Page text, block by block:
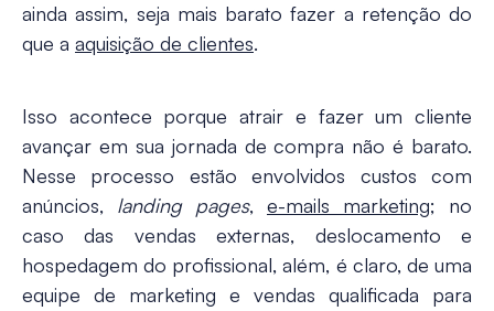
ainda assim, seja mais barato fazer a retenção do
que a aquisição de clientes.
Isso acontece porque atrair e fazer um cliente
avançar em sua jornada de compra não é barato.
Nesse processo estão envolvidos custos com
anúncios, landing pages, e-mails marketing; no
caso das vendas externas, deslocamento e
hospedagem do profissional, além, é claro, de uma
equipe de marketing e vendas qualificada para